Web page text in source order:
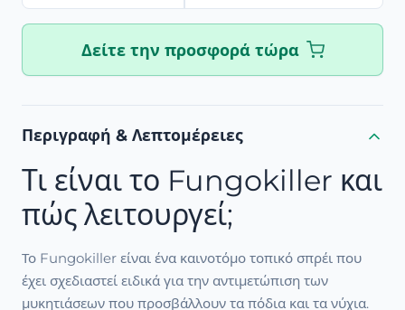
Δείτε την προσφορά τώρα
Περιγραφή & Λεπτομέρειες
Τι είναι το Fungokiller και
πώς λειτουργεί;
Το Fungokiller είναι ένα καινοτόμο τοπικό σπρέι που
έχει σχεδιαστεί ειδικά για την αντιμετώπιση των
μυκητιάσεων που προσβάλλουν τα πόδια και τα νύχια.